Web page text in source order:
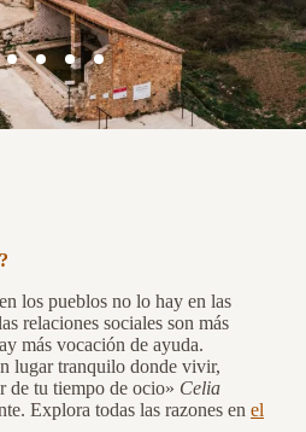
?
los pueblos no lo hay en las
relaciones sociales son más
más vocación de ayuda.
lugar tranquilo donde vivir,
de tu tiempo de ocio» Celia
Explora todas las razones en el